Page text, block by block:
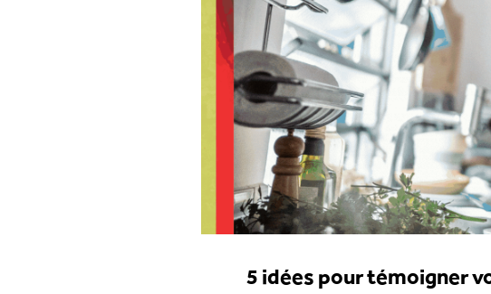
5 idées pour témoigner